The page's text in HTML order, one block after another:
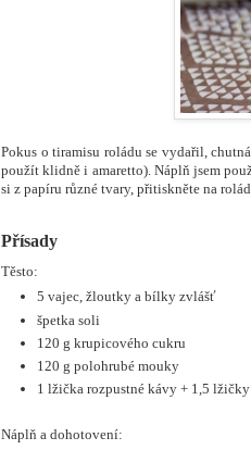
Pokus o tiramisu roládu se vydařil,
použít klidně i amaretto). Náplň jsem
si z papíru různé tvary, přitiskněte na
Přísady
Těsto:
5 vajec, žloutky a bílky zvlášť
špetka soli
120 g krupicového cukru
120 g polohrubé mouky
1 lžička rozpustné kávy + 1,5
Náplň a dohotovení: